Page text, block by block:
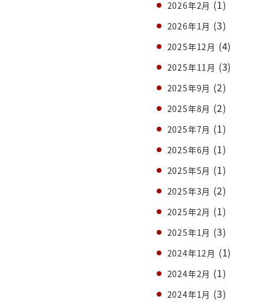
2026年2月 (1)
2026年1月 (3)
2025年12月 (4)
2025年11月 (3)
2025年9月 (2)
2025年8月 (2)
2025年7月 (1)
2025年6月 (1)
2025年5月 (1)
2025年3月 (2)
2025年2月 (1)
2025年1月 (3)
2024年12月 (1)
2024年2月 (1)
2024年1月 (3)